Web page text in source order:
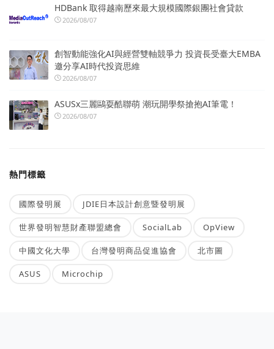
HDBank 取得越南歷來最大規模國際銀團社會貸款
2026/08/07
創智動能強化AI與經營雙軸競爭力 投資長受臺大EMBA
邀分享AI時代投資思維
2026/08/07
ASUSx三麗鷗耍酷聯萌 潮玩開學祭搶抱AI筆電！
2026/08/07
熱門標籤
國際發明展 JDIE日本設計創意暨發明展
世界發明智慧財產聯盟總會 SocialLab OpView
中國文化大學 台灣發明商品促進協會 北市圖
ASUS Microchip